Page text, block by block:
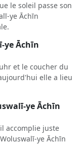
le soleil passe son
ye Āchīn
ye Āchīn
et le coucher du
elle a lieu
ye Āchīn
accomplie juste
ye Āchīn